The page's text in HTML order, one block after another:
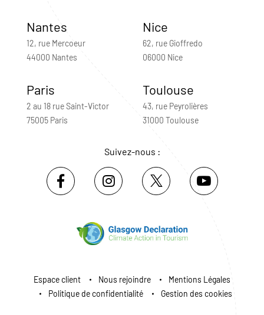
Nantes
12, rue Mercoeur
44000 Nantes
Nice
62, rue Gioffredo
06000 Nice
Paris
2 au 18 rue Saint-Victor
75005 Paris
Toulouse
43, rue Peyrolières
31000 Toulouse
Suivez-nous :
Espace client Nous rejoindre
Mentions Légales
Politique de confidentialité
Gestion des cookies